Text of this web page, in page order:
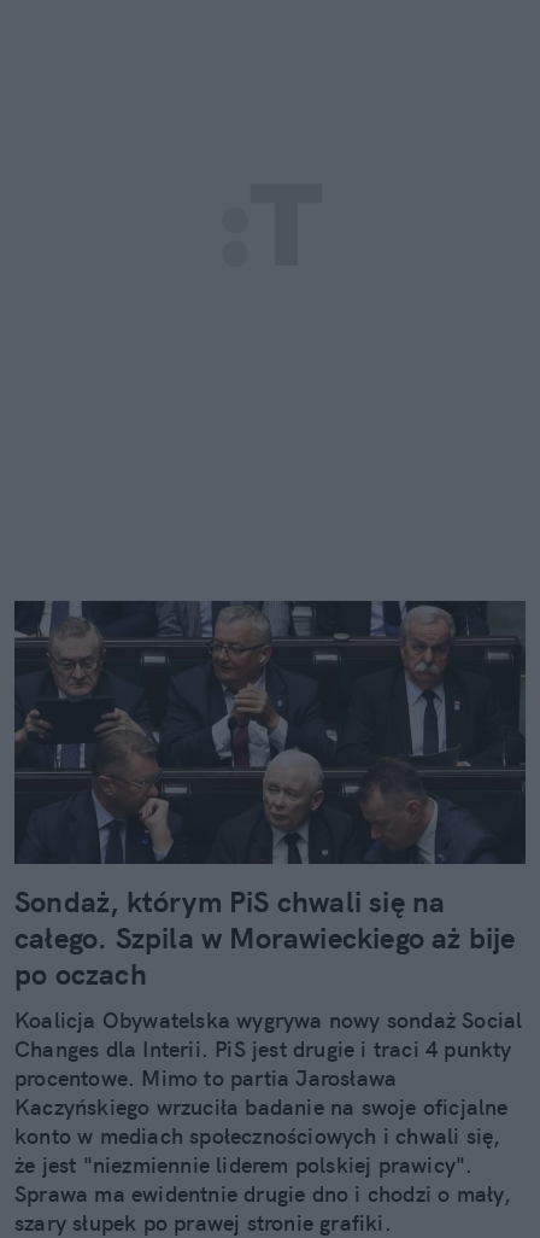
Sondaż, którym PiS chwali się na
całego. Szpila w Morawieckiego aż bije
po oczach
Koalicja Obywatelska wygrywa nowy sondaż Social
Changes dla Interii. PiS jest drugie i traci 4 punkty
procentowe. Mimo to partia Jarosława
Kaczyńskiego wrzuciła badanie na swoje oficjalne
konto w mediach społecznościowych i chwali się,
że jest "niezmiennie liderem polskiej prawicy".
Sprawa ma ewidentnie drugie dno i chodzi o mały,
szary słupek po prawej stronie grafiki.